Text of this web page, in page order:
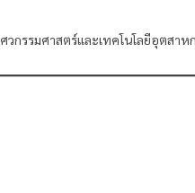
กรรมศาสตร์และเทคโนโลยีอุตสา